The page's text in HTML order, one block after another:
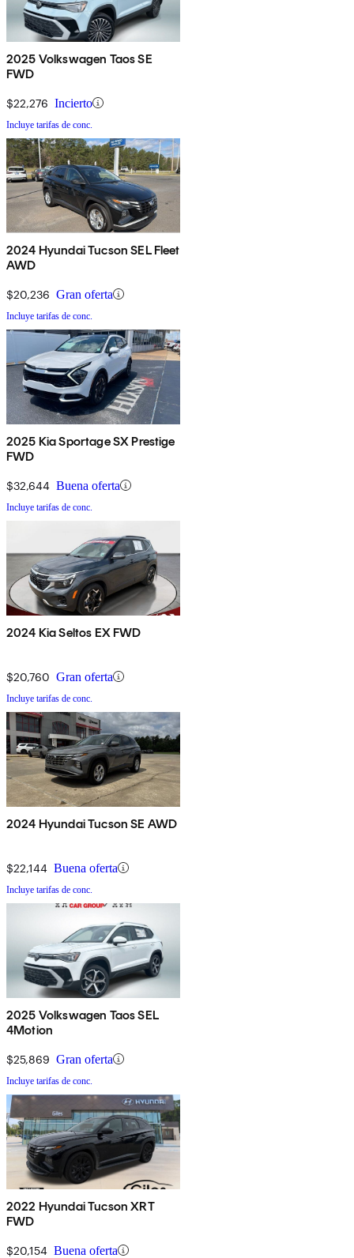
2025 Volkswagen Taos SE
FWD
$22,276 Incierto
Incluye tarifas de conc.
2024 Hyundai Tucson SEL Fleet
AWD
$20,236 Gran oferta
Incluye tarifas de conc.
2025 Kia Sportage SX Prestige
FWD
$32,644 Buena oferta
Incluye tarifas de conc.
2024 Kia Seltos EX FWD
$20,760 Gran oferta
Incluye tarifas de conc.
2024 Hyundai Tucson SE AWD
$22,144 Buena oferta
Incluye tarifas de conc.
2025 Volkswagen Taos SEL
4Motion
$25,869 Gran oferta
Incluye tarifas de conc.
2022 Hyundai Tucson XRT
FWD
$20,154 Buena oferta